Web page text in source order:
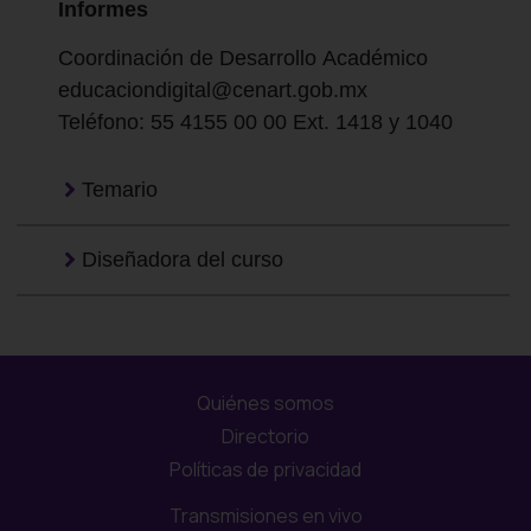
Temario
Diseñadora del curso
Informes
Coordinación de Desarrollo Académico
educaciondigital@cenart.gob.mx
Teléfono: 55 4155 00 00 Ext. 1418 y 1040
Quiénes somos
Directorio
Políticas de privacidad
Transmisiones en vivo